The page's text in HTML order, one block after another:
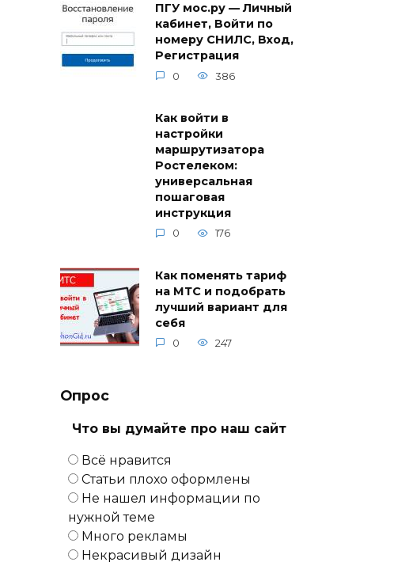
ПГУ мос.ру — Личный
кабинет, Войти по
номеру СНИЛС, Вход,
Регистрация
0 386
Как войти в
настройки
маршрутизатора
Ростелеком:
универсальная
пошаговая
инструкция
0 176
Как поменять тариф
на МТС и подобрать
лучший вариант для
себя
0 247
Опрос
Что вы думайте про наш сайт
Всё нравится
Статьи плохо оформлены
Не нашел информации по
нужной теме
Много рекламы
Некрасивый дизайн